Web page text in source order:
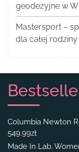
geodezyjne w
Mastersport –
dla całej rodziny
Columbia Newton
549.99zł
Made In Lab.